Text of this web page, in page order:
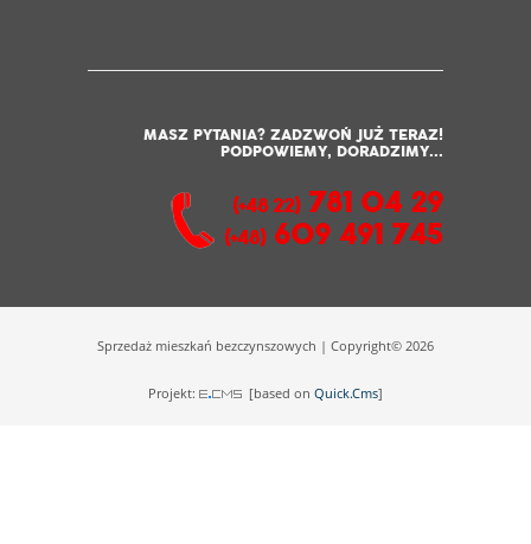
MASZ PYTANIA? ZADZWOŃ JUŻ TERAZ!
PODPOWIEMY, DORADZIMY...
(+48 22)781 04 29
(+48)609 491 745
Sprzedaż mieszkań bezczynszowych | Copyright© 2026
Projekt: [based on Quick.Cms]